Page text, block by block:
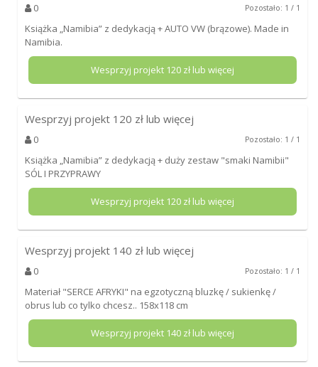
0 Pozostało: 1 / 1
Książka „Namibia” z dedykacją + AUTO VW (brązowe). Made in
Namibia.
Wesprzyj projekt 120zł lub więcej
Wesprzyj projekt 120 zł lub więcej
0 Pozostało: 1 / 1
Książka „Namibia” z dedykacją + duży zestaw "smaki Namibii"
SÓL I PRZYPRAWY
Wesprzyj projekt 120zł lub więcej
Wesprzyj projekt 140 zł lub więcej
0 Pozostało: 1 / 1
Materiał "SERCE AFRYKI" na egzotyczną bluzkę / sukienkę /
obrus lub co tylko chcesz.. 158x118 cm
Wesprzyj projekt 140zł lub więcej